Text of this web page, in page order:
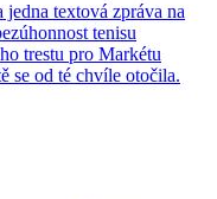
textová zpráva na
tenisu
trestu pro Markétu
se od té chvíle otočila.